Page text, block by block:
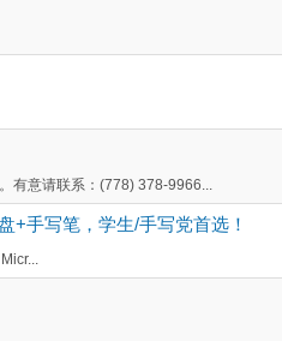
有意请联系：(778) 378-9966...
+手写笔，学生/手写党首选！